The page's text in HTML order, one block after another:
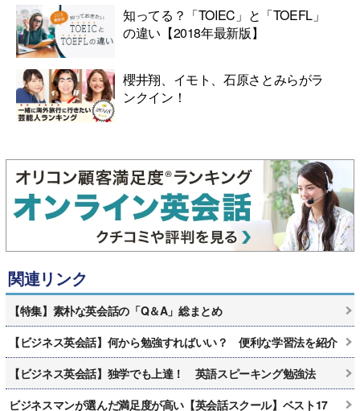
知ってる？「TOIEC」と「TOEFL」
の違い【2018年最新版】
櫻井翔、イモト、石原さとみらがラ
ンクイン！
関連リンク
【特集】素朴な英会話の「Q＆A」総まとめ
【ビジネス英会話】何から勉強すればいい？ 便利な学習法を紹介
【ビジネス英会話】独学でも上達！ 英語スピーキング勉強法
ビジネスマンが選んだ満足度が高い【英会話スクール】ベスト17